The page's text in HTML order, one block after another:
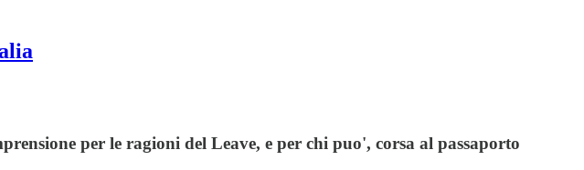
per le ragioni del Leave, e per chi puo', corsa al passaporto